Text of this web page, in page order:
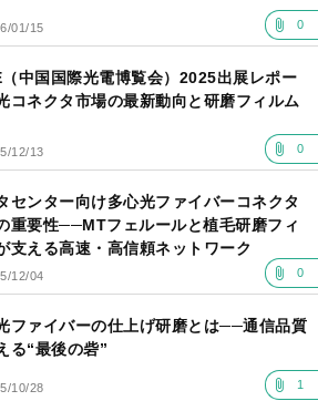
01/15 0
中国国際光電博覧会）2025出展レポー
コネクタ市場の最新動向と研磨フィルム
12/13 0
センター向け多心光ファイバーコネクタ
重要性──MTフェルールと植毛研磨フィ
支える高速・高信頼ネットワーク
12/04 0
ファイバーの仕上げ研磨とは──通信品質
る“最後の砦”
10/28 1